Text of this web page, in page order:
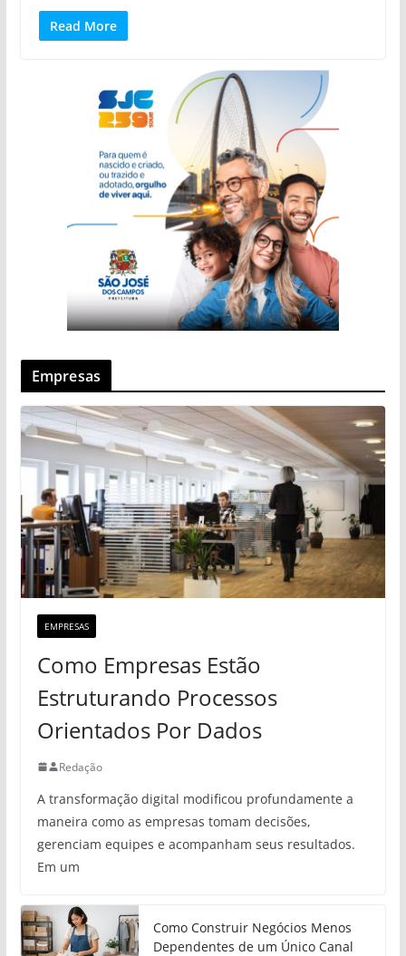
Read More
Empresas
EMPRESAS
Como Empresas Estão
Estruturando Processos
Orientados Por Dados
Redação
A transformação digital modificou profundamente a
maneira como as empresas tomam decisões,
gerenciam equipes e acompanham seus resultados.
Em um
Como Construir Negócios Menos
Dependentes de um Único Canal